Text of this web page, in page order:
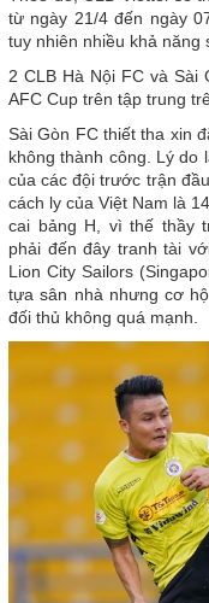
từ ngày 21/4 đến ngày
tuy nhiên nhiều khả năng
2 CLB Hà Nội FC và Sài
AFC Cup trên tập trung
Sài Gòn FC thiết tha xin
không thành công. Lý do
của các đội trước trận
cách ly của Việt Nam là
cai bảng H, vì thế thầy
phải đến đây tranh tài
Lion City Sailors
tựa sân nhà nhưng cơ
đối thủ không quá mạnh.